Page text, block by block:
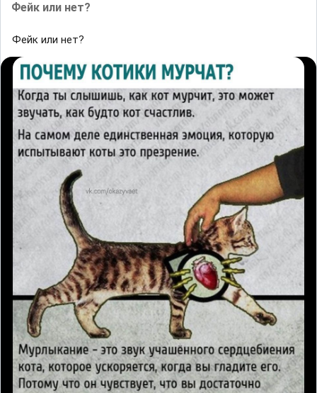
Фейк или нет?
Фейк или нет?